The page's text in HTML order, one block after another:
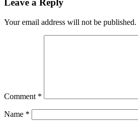
Leave a Reply
Your email address will not be published.
Comment *
Name *